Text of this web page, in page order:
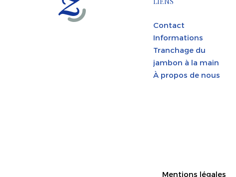
Contact
Informations
Tranchage du
jambon à la main
À propos de nous
Mentions légales